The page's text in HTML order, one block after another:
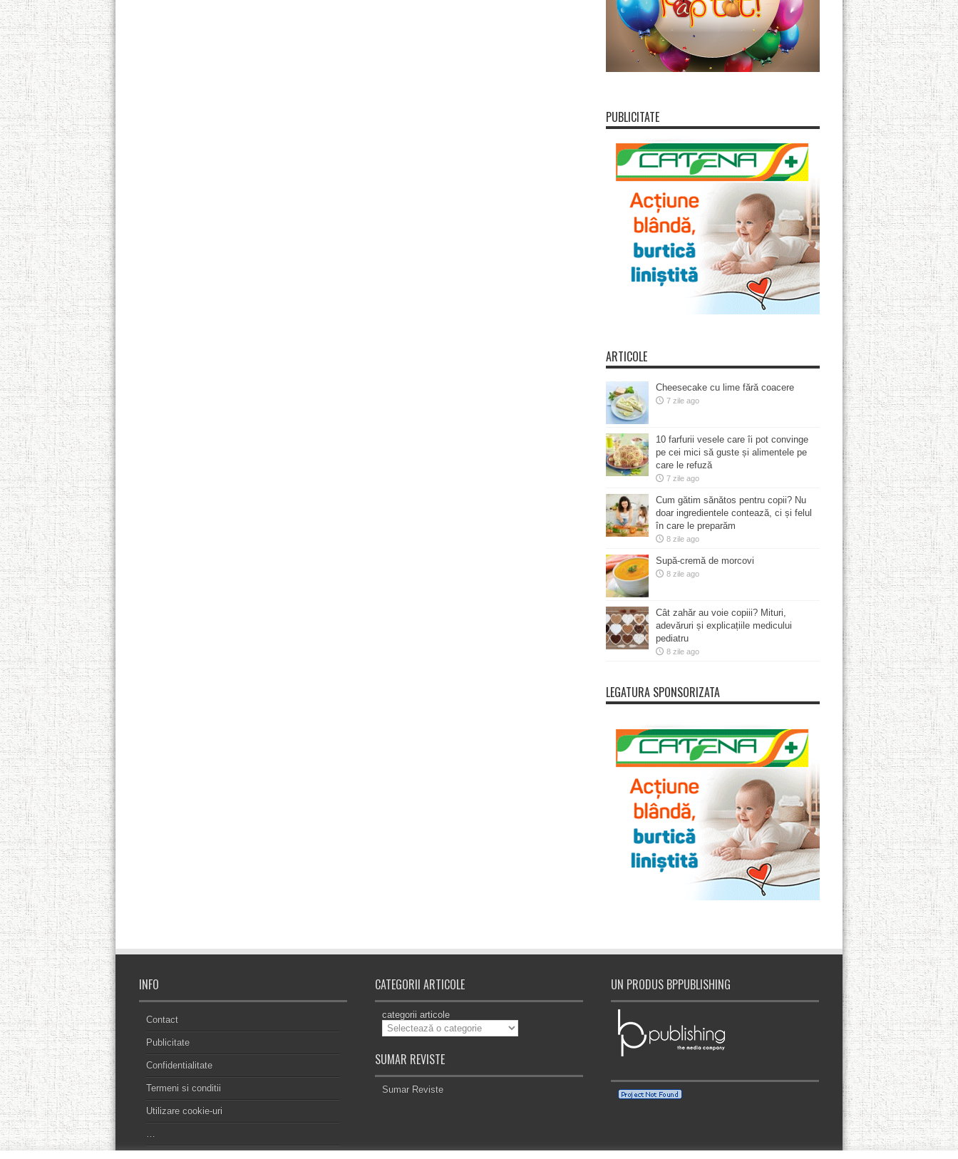
PUBLICITATE
ARTICOLE
Cheesecake cu lime fără coacere
7 zile ago
10 farfurii vesele care îi pot convinge
pe cei mici să guste și alimentele pe
care le refuză
7 zile ago
Cum gătim sănătos pentru copii? Nu
doar ingredientele contează, ci și felul
în care le preparăm
8 zile ago
Supă-cremă de morcovi
8 zile ago
Cât zahăr au voie copiii? Mituri,
adevăruri și explicațiile medicului
pediatru
8 zile ago
LEGATURA SPONSORIZATA
INFO
Contact
Publicitate
Confidentialitate
Termeni si conditii
Utilizare cookie-uri
…
CATEGORII ARTICOLE
categorii articole
SUMAR REVISTE
Sumar Reviste
UN PRODUS BPPUBLISHING